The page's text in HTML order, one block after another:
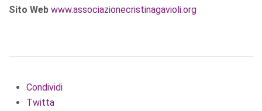
Sito Web www.associazionecristinagavioli.org
Condividi
Twitta